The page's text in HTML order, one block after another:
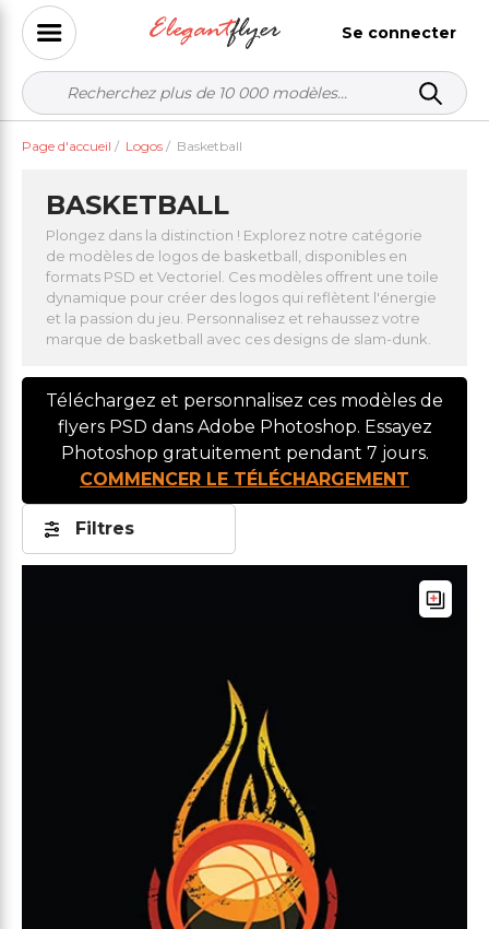
Se connecter
Page d'accueil / Logos / Basketball
BASKETBALL
Plongez dans la distinction ! Explorez notre catégorie
de modèles de logos de basketball, disponibles en
formats PSD et Vectoriel. Ces modèles offrent une toile
dynamique pour créer des logos qui reflètent l'énergie
et la passion du jeu. Personnalisez et rehaussez votre
marque de basketball avec ces designs de slam-dunk.
Téléchargez et personnalisez ces modèles de
flyers PSD dans Adobe Photoshop. Essayez
Photoshop gratuitement pendant 7 jours.
COMMENCER LE TÉLÉCHARGEMENT
Filtres